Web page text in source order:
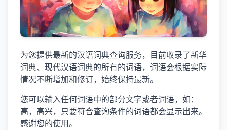
为您提供最新的汉语词典查询服务，目前收录了新华
词典、现代汉语词典的所有的词语，词语会根据实际
情况不断增加和修订，始终保持最新。
您可以输入任何词语中的部分文字或者词语，如：
高，高兴，只要符合查询条件的词语都会显示出来。
感谢您的使用。